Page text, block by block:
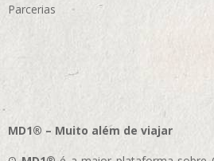
Parcerias
MD1® – Muito além de viajar